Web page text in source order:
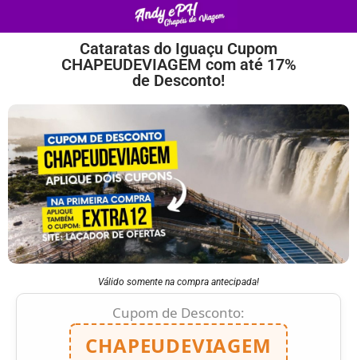
Cataratas do Iguaçu Cupom
CHAPEUDEVIAGEM com até 17%
de Desconto!
Válido somente na compra antecipada!
Cupom de Desconto:
CHAPEUDEVIAGEM